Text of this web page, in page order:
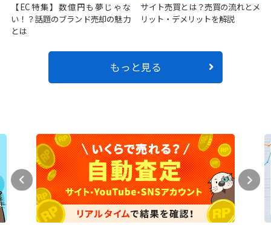
【EC特集】数億円も夢じゃな
い！？話題のブランド売却の魅力
とは
サイト売買とは？売買の流れとメ
リット・デメリットを解説
もっと見る